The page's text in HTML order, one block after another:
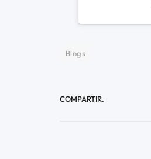
Blogs
COMPARTIR.